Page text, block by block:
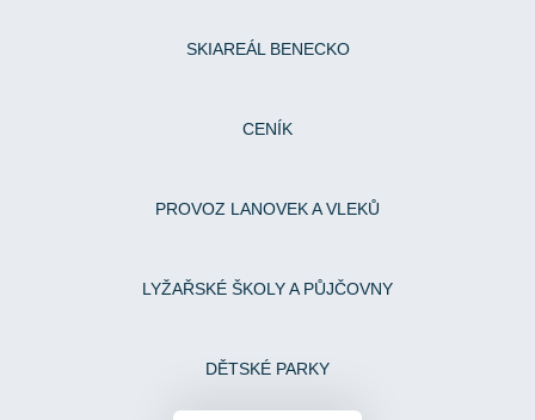
SKIAREÁL BENECKO
CENÍK
PROVOZ LANOVEK A VLEKŮ
LYŽAŘSKÉ ŠKOLY A PŮJČOVNY
DĚTSKÉ PARKY